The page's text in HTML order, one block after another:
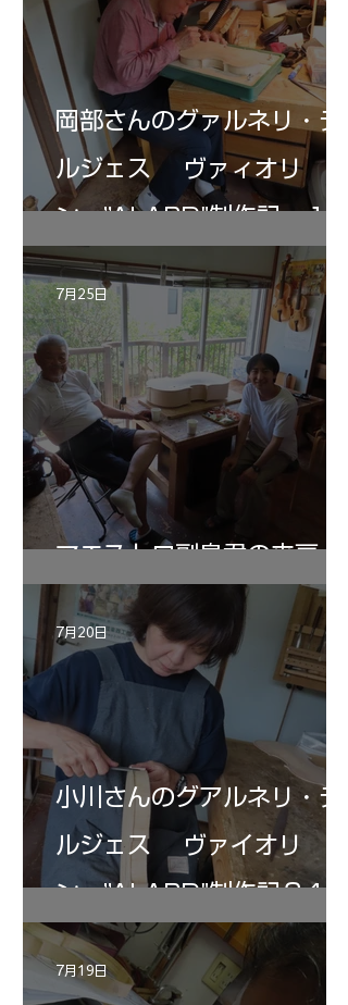
岡部さんのグァルネリ・デ
ルジェス ヴァィオリ
ン ”ALARD"制作記 １2
マエストロ副島君の来房
7月25日
小川さんのグアルネリ・デ
ルジェス ヴァイオリ
ン ”ALARD"制作記３4
7月20日
7月19日